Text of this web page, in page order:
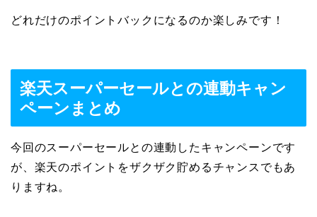
どれだけのポイントバックになるのか楽しみです！
楽天スーパーセールとの連動キャン
ペーンまとめ
今回のスーパーセールとの連動したキャンペーンです
が、楽天のポイントをザクザク貯めるチャンスでもあ
りますね。